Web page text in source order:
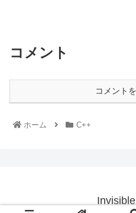
コメント
コメント
ホーム C++